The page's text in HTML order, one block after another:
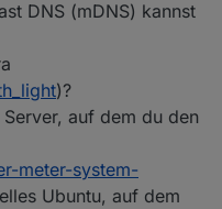
einzubinden.
DNS (mDNS) kannst
)?
auf dem du den
meter-system-
Ubuntu, auf dem